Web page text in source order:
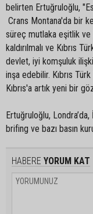
belirten Ertuğruloğlu,
Crans Montana'da bir
süreç mutlaka eşitlik ve
kaldırılmalı ve Kıbrıs
devlet, iyi komşuluk
inşa edebilir. Kıbrıs
Kıbrıs'a artık yeni bir
Ertuğruloğlu,
brifing ve bazı basın
HABERE YORUM KAT